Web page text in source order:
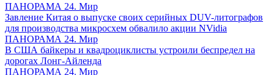
ПАНОРАМА 24. Мир
Завление Китая о выпуске своих серийных DUV-литографов
для производства микросхем обвалило акции NVidia
ПАНОРАМА 24. Мир
В США байкеры и квадроциклисты устроили беспредел на
дорогах Лонг-Айленда
ПАНОРАМА 24. Мир